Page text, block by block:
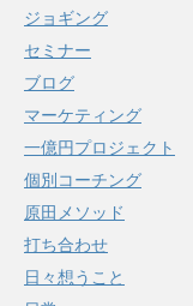
ジョギング
セミナー
ブログ
マーケティング
一億円プロジェクト
個別コーチング
原田メソッド
打ち合わせ
日々想うこと